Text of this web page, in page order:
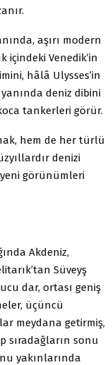
aşırı modern
içindeki Venedik’in
hâlâ Ulysses’in
deniz dibini
tankerleri görür.
hem de her türlü
denizi
görünümleri
Akdeniz,
Süveyş
dar, ortası geniş
üçüncü
meydana getirmiş,
sıradağların sonu
yakınlarında